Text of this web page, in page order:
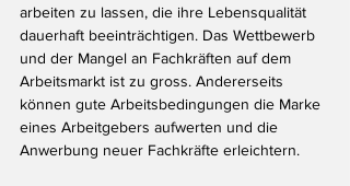
arbeiten zu lassen, die ihre Lebensqualität
dauerhaft beeinträchtigen. Das Wettbewerb
und der Mangel an Fachkräften auf dem
Arbeitsmarkt ist zu gross. Andererseits
können gute Arbeitsbedingungen die Marke
eines Arbeitgebers aufwerten und die
Anwerbung neuer Fachkräfte erleichtern.